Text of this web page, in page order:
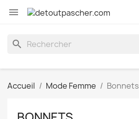

search
Accueil Mode Femme Bonnets